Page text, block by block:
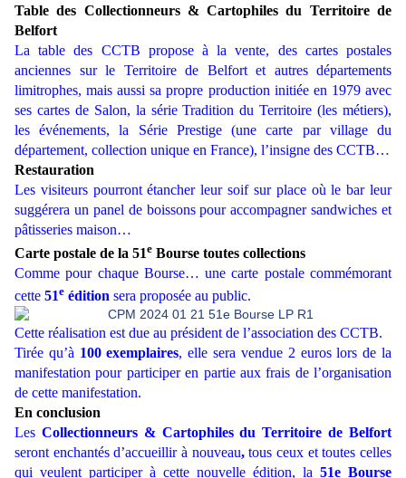
Table des Collectionneurs & Cartophiles du Territoire de
Belfort
La table des CCTB propose à la vente, des cartes postales
anciennes sur le Territoire de Belfort et autres départements
limitrophes, mais aussi sa propre production initiée en 1979 avec
ses cartes de Salon, la série Tradition du Territoire (les métiers),
les événements, la Série Prestige (une carte par village du
département, collection unique en France), l’insigne des CCTB…
Restauration
Les visiteurs pourront étancher leur soif sur place où le bar leur
suggérera un panel de boissons pour accompagner sandwiches et
pâtisseries maison…
Carte postale de la 51e Bourse toutes collections
Comme pour chaque Bourse… une carte postale commémorant
cette 51e édition sera proposée au public.
Cette réalisation est due au président de l’association des CCTB.
Tirée qu’à 100 exemplaires, elle sera vendue 2 euros lors de la
manifestation pour participer en partie aux frais de l’organisation
de cette manifestation.
En conclusion
Les Collectionneurs & Cartophiles du Territoire de Belfort
seront enchantés d’accueillir à nouveau,tous ceux et toutes celles
qui veulent participer à cette nouvelle édition, la 51e Bourse